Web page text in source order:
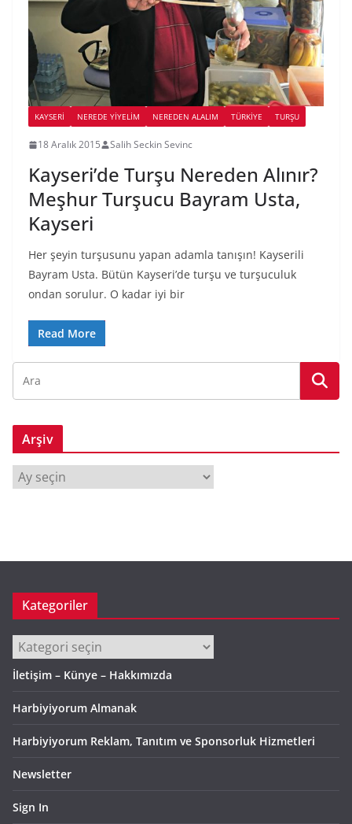
KAYSERI NEREDE YİYELİM NEREDEN ALALIM TÜRKIYE TURŞU
18 Aralık 2015 Salih Seckin Sevinc
Kayseri’de Turşu Nereden Alınır?
Meşhur Turşucu Bayram Usta,
Kayseri
Her şeyin turşusunu yapan adamla tanışın! Kayserili
Bayram Usta. Bütün Kayseri’de turşu ve turşuculuk
ondan sorulur. O kadar iyi bir
Read More
Arşiv
Kategoriler
Kategoriler
İletişim – Künye – Hakkımızda
Harbiyiyorum Almanak
Harbiyiyorum Reklam, Tanıtım ve Sponsorluk Hizmetleri
Newsletter
Sign In